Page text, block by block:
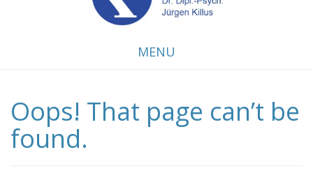
MENU
to
content
Oops! That page can’t be
found.